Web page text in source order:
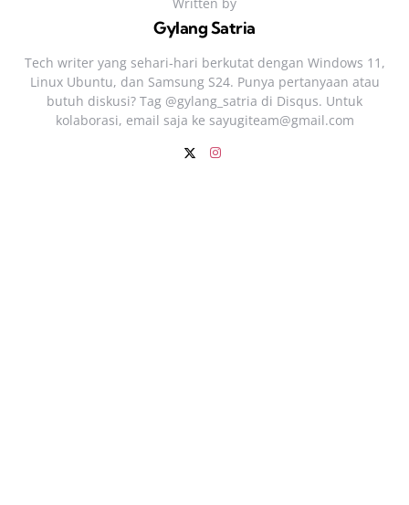
Gylang Satria
Tech writer yang sehari‑hari berkutat dengan Windows 11,
Linux Ubuntu, dan Samsung S24. Punya pertanyaan atau
butuh diskusi? Tag @gylang_satria di Disqus. Untuk
kolaborasi, email saja ke sayugiteam@gmail.com